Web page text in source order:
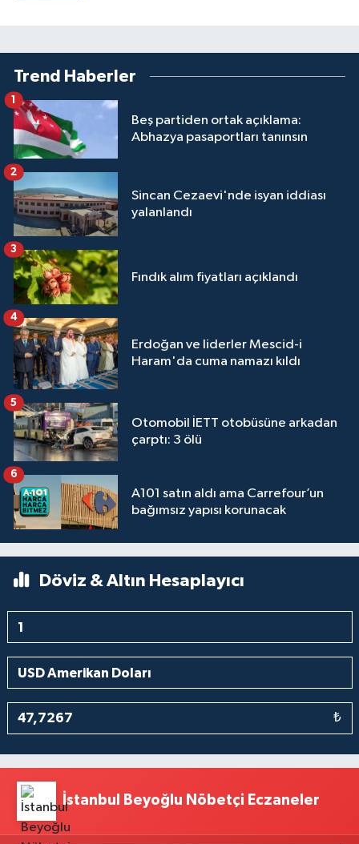
Trend Haberler
Beş partiden ortak açıklama:
Abhazya pasaportları tanınsın
1
Sincan Cezaevi'nde isyan iddiası
yalanlandı
2
Fındık alım fiyatları açıklandı
3
Erdoğan ve liderler Mescid-i
Haram'da cuma namazı kıldı
4
Otomobil İETT otobüsüne arkadan
çarptı: 3 ölü
5
A101 satın aldı ama Carrefour’un
bağımsız yapısı korunacak
6
Döviz & Altın Hesaplayıcı
₺
İstanbul Beyoğlu Nöbetçi Eczaneler